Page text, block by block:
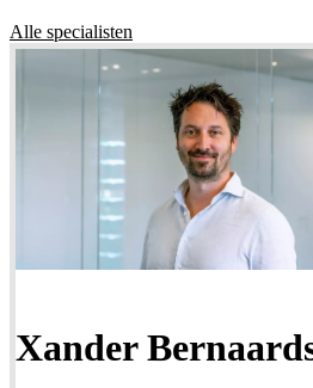
Alle specialisten
Xander